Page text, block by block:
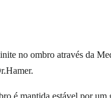
no ombro através da
é mantida estável por um